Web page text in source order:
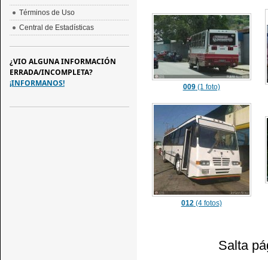
009(1 foto)
012(4 fotos)
Salta
Términos de Uso
Central de Estadísticas
¿VIO ALGUNA INFORMACIÓN
ERRADA/INCOMPLETA?
¡INFORMANOS!